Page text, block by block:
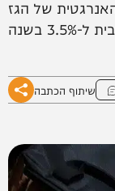
האנרגטית של הגז
המקומי, ובנק ישראל יוכל להוריד את הריבית ל-3.5% בשנה
שיתוף הכתבה